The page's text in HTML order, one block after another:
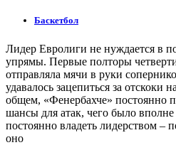
Баскетбол
Лидер Евролиги не нуждается в
упрямы. Первые полторы
отправляла мячи в руки
удавалось зацепиться за отскоки
общем, «Фенербахче» постоянно
шансы для атак, чего было
постоянно владеть лидерством –
оно